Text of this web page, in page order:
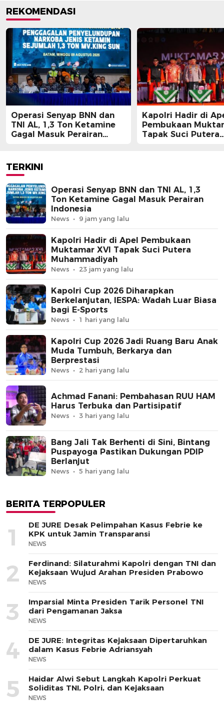
REKOMENDASI
Operasi Senyap BNN dan
TNI AL, 1,3 Ton Ketamine
Gagal Masuk Perairan
Kapolri Hadir di
Pembukaan
Tapak Suci Putera
TERKINI
Operasi Senyap BNN dan TNI AL, 1,3
Ton Ketamine Gagal Masuk Perairan
Indonesia
News 9 jam yang lalu
Kapolri Hadir di Apel Pembukaan
Muktamar XVI Tapak Suci Putera
Muhammadiyah
News 23 jam yang lalu
Kapolri Cup 2026 Diharapkan
Berkelanjutan, IESPA: Wadah Luar Biasa
bagi E-Sports
News 1 hari yang lalu
Kapolri Cup 2026 Jadi Ruang Baru Anak
Muda Tumbuh, Berkarya dan
Berprestasi
News 2 hari yang lalu
Achmad Fanani: Pembahasan RUU HAM
Harus Terbuka dan Partisipatif
News 3 hari yang lalu
Bang Jali Tak Berhenti di Sini, Bintang
Puspayoga Pastikan Dukungan PDIP
Berlanjut
News 5 hari yang lalu
BERITA TERPOPULER
1
DE JURE Desak Pelimpahan Kasus Febrie ke
KPK untuk Jamin Transparansi
NEWS
2
Ferdinand: Silaturahmi Kapolri dengan TNI dan
Kejaksaan Wujud Arahan Presiden Prabowo
NEWS
3
Imparsial Minta Presiden Tarik Personel TNI
dari Pengamanan Jaksa
NEWS
4
DE JURE: Integritas Kejaksaan Dipertaruhkan
dalam Kasus Febrie Adriansyah
NEWS
5
Haidar Alwi Sebut Langkah Kapolri Perkuat
Soliditas TNI, Polri, dan Kejaksaan
NEWS